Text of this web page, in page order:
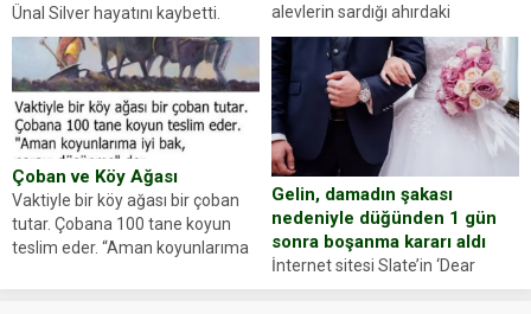
Ünal Silver hayatını kaybetti.
Haberi, oyuncunun menajerlik
ajansı duyurdu. Renda Güner,
sosyal medya hesabında “Usta
Oyuncumuz ve çok değerli
dostumuz...
alevlerin sardığı ahırdaki
hayvanlarını kurtarmak isteyen
Zeki Demir (66) ölümden döndü.
Yüzünde ve ellerinde yanıklar
oluşan Demir, kâbus dolu anları
anlattı… Merkeze bağlı...
Çoban ve Köy Ağası
Vaktiyle bir köy ağası bir çoban
tutar. Çobana 100 tane koyun
teslim eder. “Aman koyunlarıma
Çoban koyunları alır gider. Aylar...
Gelin, damadın şakası
nedeniyle düğünden 1 gün
sonra boşanma kararı aldı
İnternet sitesi Slate’in ‘Dear
Prudence’ isimli tavsiye köşesine